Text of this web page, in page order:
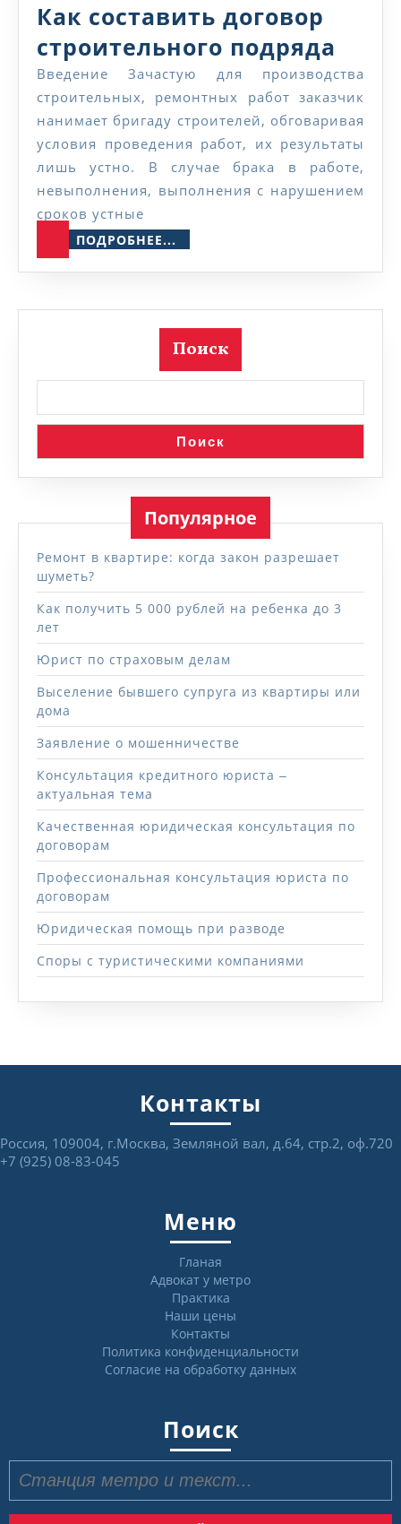
Как составить договор
строительного подряда
Введение Зачастую для производства
строительных, ремонтных работ заказчик
нанимает бригаду строителей, обговаривая
условия проведения работ, их результаты
лишь устно. В случае брака в работе,
невыполнения, выполнения с нарушением
сроков устные
ПОДРОБНЕЕ...
Поиск
Поиск
Популярное
Ремонт в квартире: когда закон разрешает
шуметь?
Как получить 5 000 рублей на ребенка до 3
лет
Юрист по страховым делам
Выселение бывшего супруга из квартиры или
дома
Заявление о мошенничестве
Консультация кредитного юриста ‒
актуальная тема
Качественная юридическая консультация по
договорам
Профессиональная консультация юриста по
договорам
Юридическая помощь при разводе
Споры с туристическими компаниями
Контакты
Россия, 109004, г.Москва, Земляной вал, д.64, стр.2, оф.720
+7 (925) 08-83-045
Меню
Гланая
Адвокат у метро
Практика
Наши цены
Контакты
Политика конфиденциальности
Согласие на обработку данных
Поиск